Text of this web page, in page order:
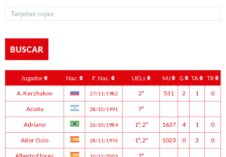
Jugador Nac. F. Nac. UELs MJ G TA
TR
A. Kerzhakov
27/11/1982 2º 531 2 1 0
Acuña 28/10/1991 7º
Adriano 26/10/1984 1º, 2º 1637 4 1 0
Aitor Ocio 28/11/1976 1º, 2º 1023 0 3 0